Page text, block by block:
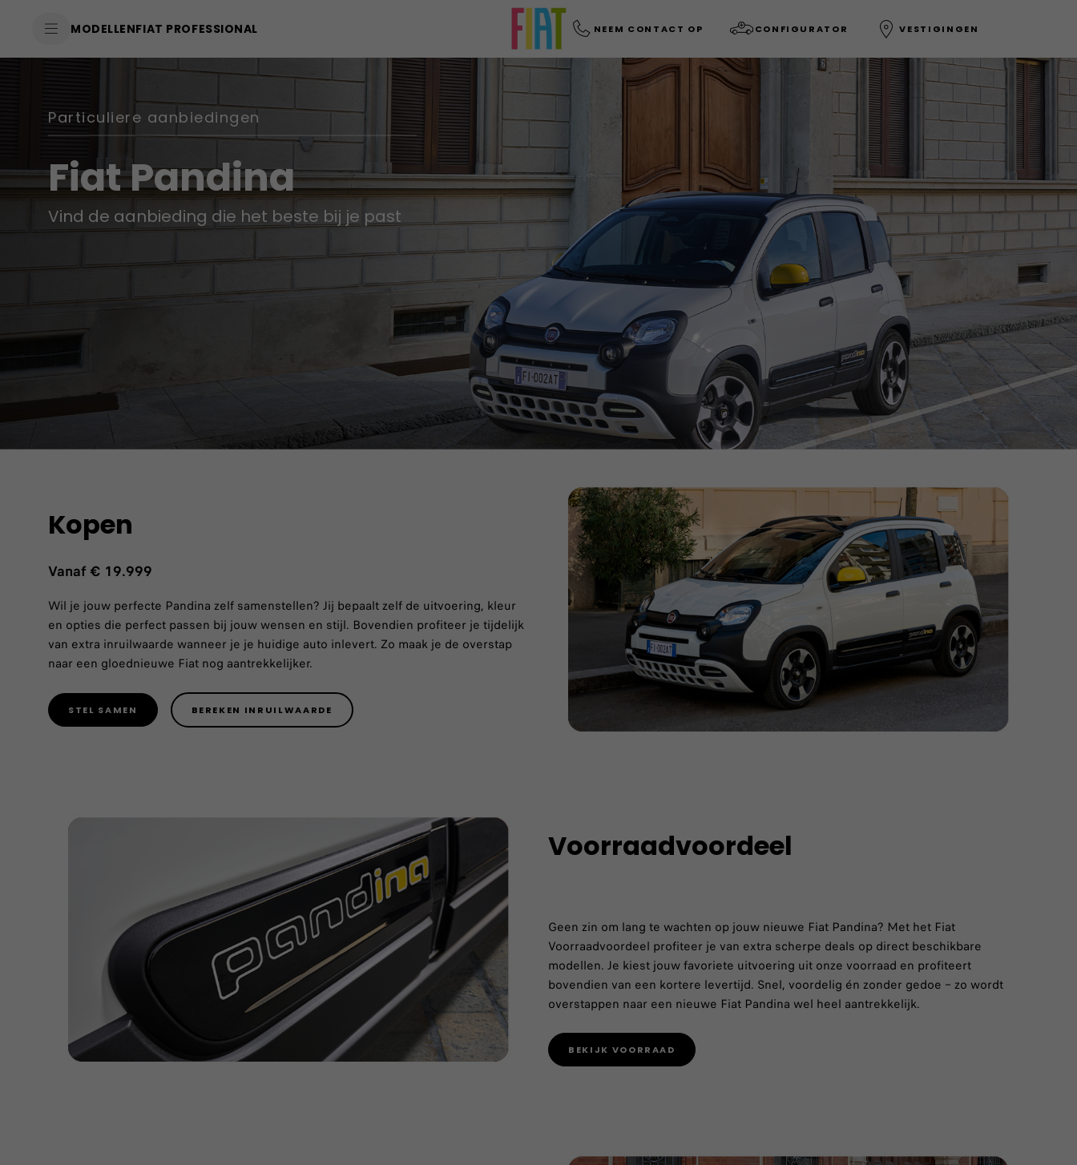
MODELLENFIAT PROFESSIONAL NEEM CONTACT OP CONFIGURATOR VESTIGINGEN
Particuliere aanbiedingen
Fiat Pandina
Vind de aanbieding die het beste bij je past
Kopen
Vanaf € 19.999
Wil je jouw perfecte Pandina zelf samenstellen? Jij bepaalt zelf de uitvoering, kleur
en opties die perfect passen bij jouw wensen en stijl. Bovendien profiteer je tijdelijk
van extra inruilwaarde wanneer je je huidige auto inlevert. Zo maak je de overstap
naar een gloednieuwe Fiat nog aantrekkelijker.
STEL SAMEN BEREKEN INRUILWAARDE
Voorraadvoordeel
Geen zin om lang te wachten op jouw nieuwe Fiat Pandina? Met het Fiat
Voorraadvoordeel profiteer je van extra scherpe deals op direct beschikbare
modellen. Je kiest jouw favoriete uitvoering uit onze voorraad en profiteert
bovendien van een kortere levertijd. Snel, voordelig én zonder gedoe – zo wordt
overstappen naar een nieuwe Fiat Pandina wel heel aantrekkelijk.
BEKIJK VOORRAAD